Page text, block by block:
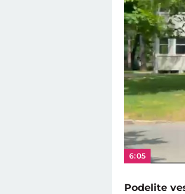
6:05
Podelite